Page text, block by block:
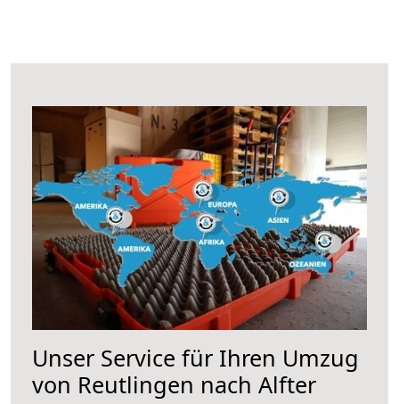
Unser Service für Ihren Umzug
von Reutlingen nach Alfter